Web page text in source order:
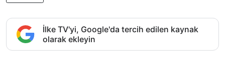
İlke TV'yi, Google'da tercih edilen kaynak
olarak ekleyin